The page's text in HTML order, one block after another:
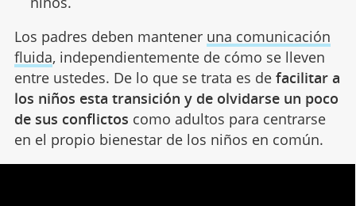
Los padres deben mantener una comunicación
fluida, independientemente de cómo se lleven
entre ustedes. De lo que se trata es de facilitar a
los niños esta transición y de olvidarse un poco
de sus conflictos como adultos para centrarse
en el propio bienestar de los niños en común.